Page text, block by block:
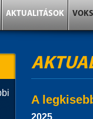
AKTUALITÁSOK VOKS
A
2025